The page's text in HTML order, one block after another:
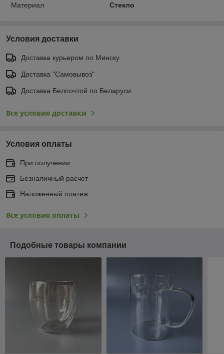
Материал Стекло
Условия доставки
Доставка курьером по Минску
Доставка "Самовывоз"
Доставка Белпочтой по Беларуси
Все условия доставки
Условия оплаты
При получении
Безналичный расчет
Наложенный платеж
Все условия оплаты
Подобные товары компании